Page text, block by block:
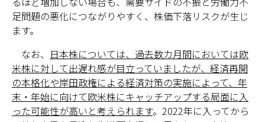
足問題の悪化につながりやすく、株価下落リスクが生じ
ます。
なお、 日本株については、過去数カ月間においては欧
米株に対して出遅れ感が目立っていましたが、経済再開
の本格化や岸田政権による経済対策の実施によって、年
末・年始に向けて欧米株にキャッチアップする局面に入
った可能性が高いと考えられます。2022年に入ってから